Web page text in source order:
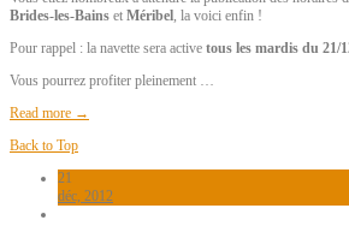
Brides-les-Bains et Méribel , la voici enfin !
Pour rappel : la navette sera active tous les mardis du 21/
Vous pourrez profiter pleinement …
Read more →
Back to Top
21
déc, 2012